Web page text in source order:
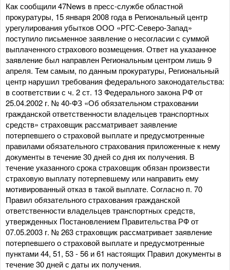
Как сообщили 47News в пресс-службе областной
прокуратуры, 15 января 2008 года в Региональный центр
урегулирования убытков ООО «РГС-Северо-Запад»
поступило письменное заявление о несогласии с суммой
выплаченного страхового возмещения. Ответ на указанное
заявление был направлен Региональным центром лишь 9
апреля. Тем самым, по данным прокуратуры, Региональный
центр нарушил требования федерального законодательства:
в соответствии с ч. 2 ст. 13 Федерального закона РФ от
25.04.2002 г. № 40-ФЗ «Об обязательном страховании
гражданской ответственности владельцев транспортных
средств» страховщик рассматривает заявление
потерпевшего о страховой выплате и предусмотренные
правилами обязательного страхования приложенные к нему
документы в течение 30 дней со дня их получения. В
течение указанного срока страховщик обязан произвести
страховую выплату потерпевшему или направить ему
мотивированный отказ в такой выплате. Согласно п. 70
Правил обязательного страхования гражданской
ответственности владельцев транспортных средств,
утвержденных Постановлением Правительства РФ от
07.05.2003 г. № 263 страховщик рассматривает заявление
потерпевшего о страховой выплате и предусмотренные
пунктами 44, 51, 53 - 56 и 61 настоящих Правил документы в
течение 30 дней с даты их получения.